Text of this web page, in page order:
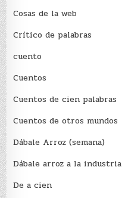
Cosas de la web
Crítico de palabras
cuento
Cuentos
Cuentos de cien palabras
Cuentos de otros mundos
Dábale Arroz (semana)
Dábale arroz a la industria
De a cien